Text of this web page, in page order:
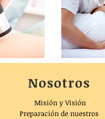
Nosotros
Misión y Visión
Preparación de nuestros